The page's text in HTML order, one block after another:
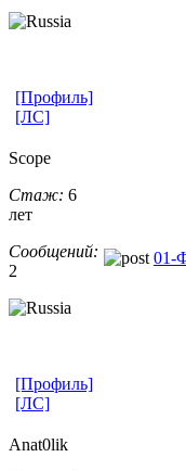
[Профиль]
[ЛС]
Scope
Стаж: 6
лет
Сообщений:
2
01-
[Профиль]
[ЛС]
Anat0lik